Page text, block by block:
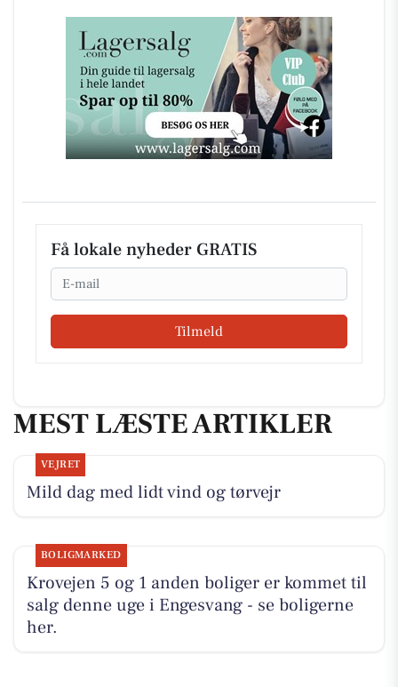
Få lokale nyheder GRATIS
Email
Tilmeld
MEST LÆSTE ARTIKLER
VEJRET
Mild dag med lidt vind og tørvejr
BOLIGMARKED
Krovejen 5 og 1 anden boliger er kommet til
salg denne uge i Engesvang - se boligerne
her.